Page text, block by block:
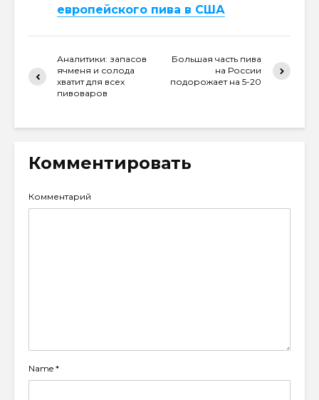
европейского пива в США
Аналитики: запасов
ячменя и солода
хватит для всех
пивоваров
Большая часть пива
на России
подорожает на 5-20
Комментировать
Комментарий
Name *